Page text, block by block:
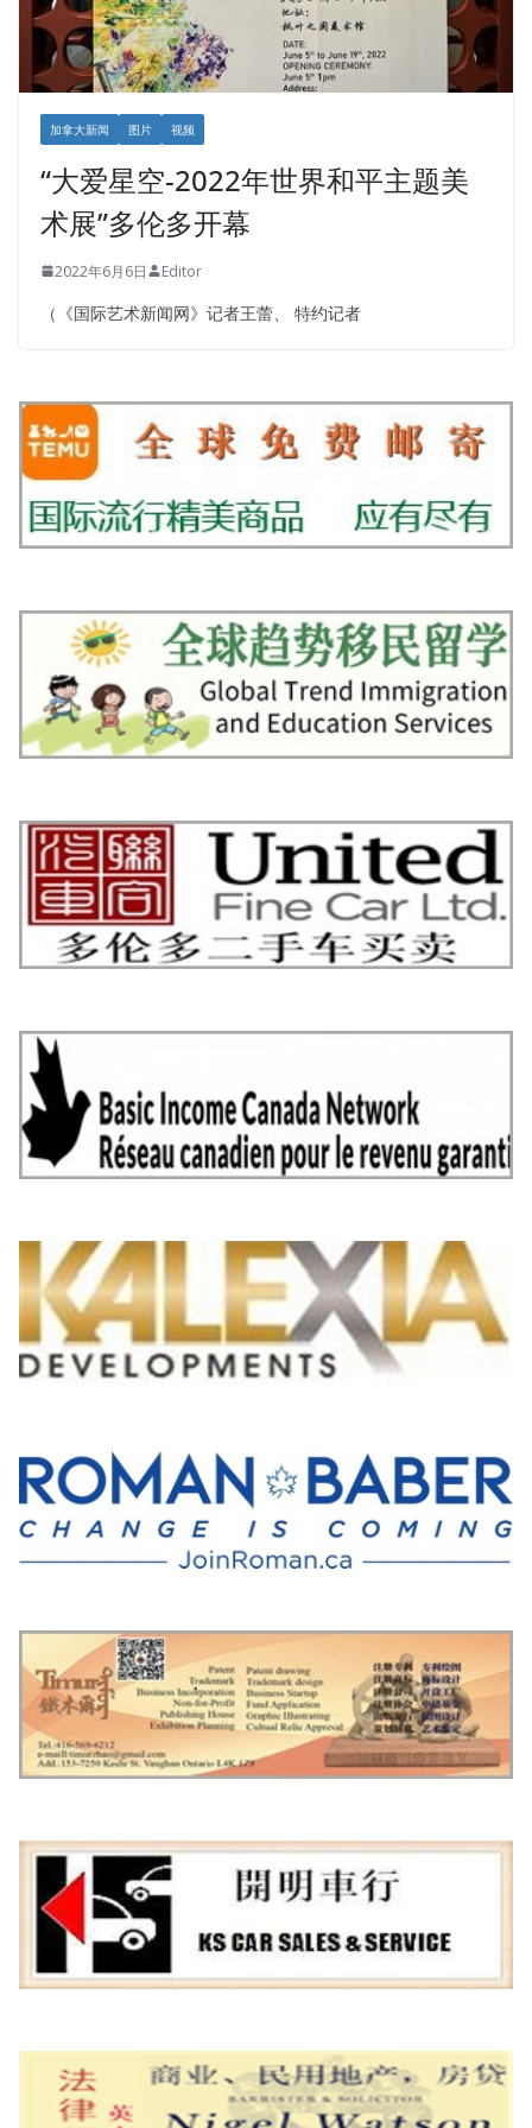
加拿大新闻 图片 视频
“大爱星空-2022年世界和平主题美
术展”多伦多开幕
2022年6月6日 Editor
（《国际艺术新闻网》记者王蕾、 特约记者